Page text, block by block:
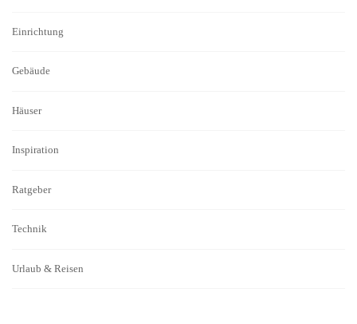
Einrichtung
Gebäude
Häuser
Inspiration
Ratgeber
Technik
Urlaub & Reisen